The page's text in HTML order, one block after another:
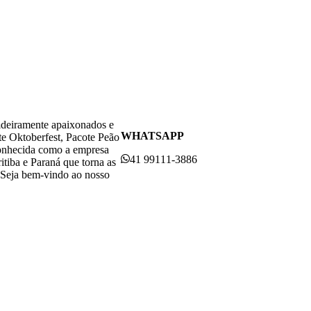
apaixonados e
Oktoberfest, Pacote Peão
como a empresa
e Paraná que torna as
bem-vindo ao nosso
WHATSAPP
41 99111-3886